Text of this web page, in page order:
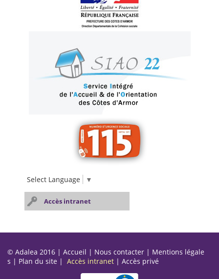
Select Language ▼
Accès intranet
© Adalea 2016 | Accueil | Nous contacter | Mentions légale
s | Plan du site | Accès intranet | Accès privé